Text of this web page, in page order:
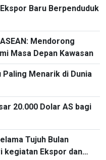
Baru Berpenduduk
Mendorong
Masa Depan Kawasan
Paling Menarik di Dunia
20.000 Dolar AS bagi
Tujuh Bulan
kegiatan Ekspor dan